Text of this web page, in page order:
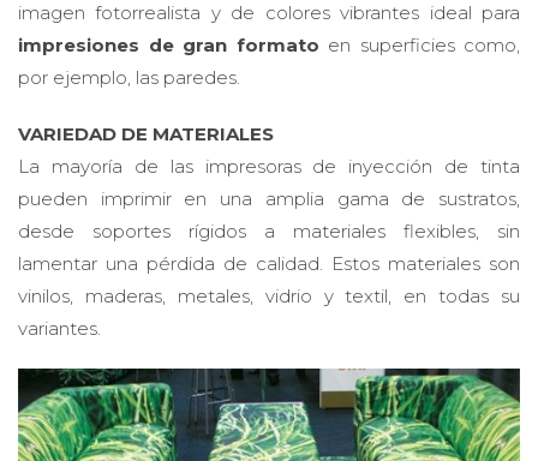
imagen fotorrealista y de colores vibrantes ideal para
impresiones de gran formato en superficies como,
por ejemplo, las paredes.
VARIEDAD DE MATERIALES
La mayoría de las impresoras de inyección de tinta
pueden imprimir en una amplia gama de sustratos,
desde soportes rígidos a materiales flexibles, sin
lamentar una pérdida de calidad. Estos materiales son
vinilos, maderas, metales, vidrio y textil, en todas su
variantes.